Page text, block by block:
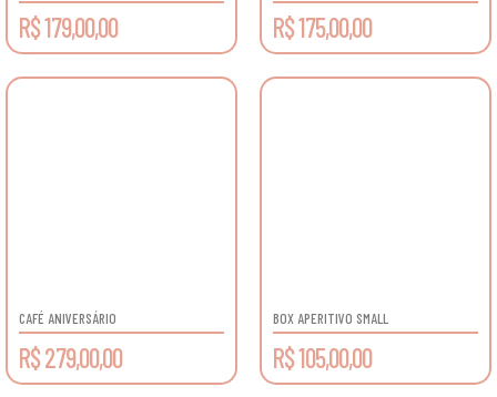
R$ 179,00,00 R$ 175,00,00
CAFÉ ANIVERSÁRIO
R$ 279,00,00
BOX APERITIVO SMALL
R$ 105,00,00